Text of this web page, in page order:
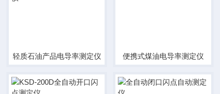
轻质石油产品电导率测定仪 便携式煤油电导率测定仪